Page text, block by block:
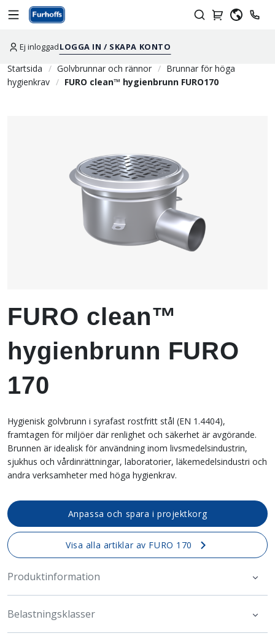
Ej inloggadLOGGA IN / SKAPA KONTO
Startsida Golvbrunnar och rännor
Brunnar för höga
hygienkrav
FURO clean™ hygienbrunn FURO170
FURO clean™
hygienbrunn FURO
170
Hygienisk golvbrunn i syrafast rostfritt stål (EN 1.4404),
framtagen för miljöer där renlighet och säkerhet är avgörande.
Brunnen är idealisk för användning inom livsmedelsindustrin,
sjukhus och vårdinrättningar, laboratorier, läkemedelsindustri och
andra verksamheter med höga hygienkrav.
Anpassa och spara i projektkorg
Visa alla artiklar av FURO 170
Produktinformation
Belastningsklasser